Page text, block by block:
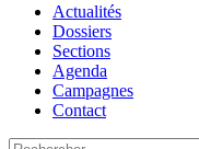
Actualités
Dossiers
Sections
Agenda
Campagnes
Contact